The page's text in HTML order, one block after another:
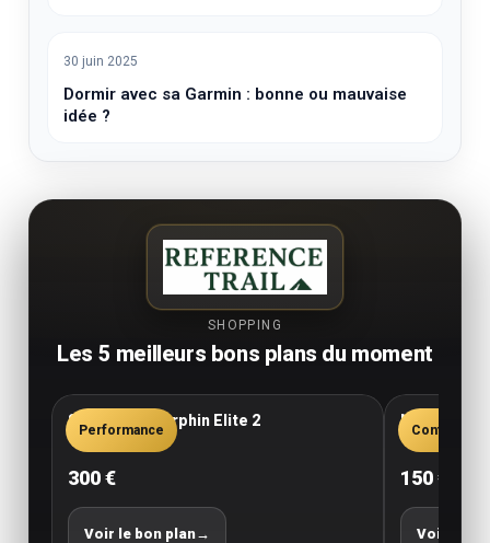
30 juin 2025
Dormir avec sa Garmin : bonne ou mauvaise
idée ?
SHOPPING
Les 5 meilleurs bons plans du moment
Performance
Saucony Endorphin Elite 2
300 €
Voir le bon plan→
Confort
New
150 €
Voir le